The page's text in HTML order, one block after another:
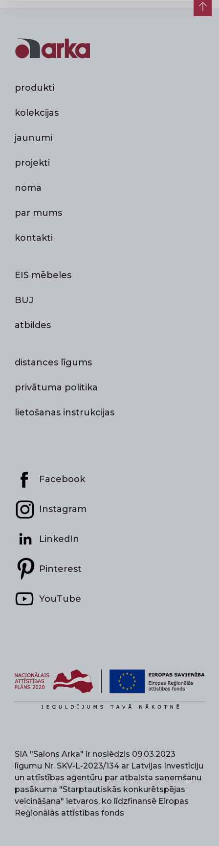
produkti
kolekcijas
jaunumi
projekti
noma
par mums
kontakti
EIS mēbeles
BUJ
atbildes
distances līgums
privātuma politika
lietošanas instrukcijas
Facebook
Instagram
LinkedIn
Pinterest
YouTube
SIA "Salons Arka" ir noslēdzis 09.03.2023
līgumu Nr. SKV-L-2023/134 ar Latvijas Investīciju
un attīstības aģentūru par atbalsta saņemšanu
pasākuma "Starptautiskās konkurētspējas
veicināšana" ietvaros, ko līdzfinansē Eiropas
Reģionālās attīstības fonds